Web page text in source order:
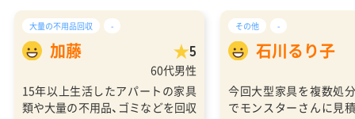
大量の不用品回収 -
加藤 5
60代男性
15年以上生活したアパートの家具
類や大量の不用品、ゴミなどを回収
その他 -
石川るり子
今回大型家具を複数処
でモンスターさんに見